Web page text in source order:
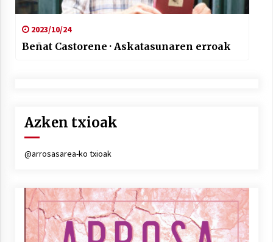
2023/10/24
Beñat Castorene · Askatasunaren erroak
Azken txioak
@arrosasarea-ko txioak